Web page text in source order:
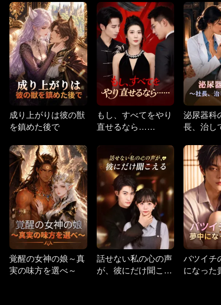
成り上がりは彼の獣
を鎮めた後で
覚醒の女神の娘～真
実の味方を選べ～
もし、すべてをやり
直せるなら……
話せない私の心の声
が、彼にだけ聞こえ
泌尿器科
長、治し
バツイチ
になった